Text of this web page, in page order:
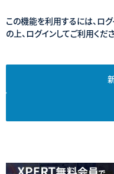
この機能を利用するには、ロ
の上、ログインしてご利用くださ